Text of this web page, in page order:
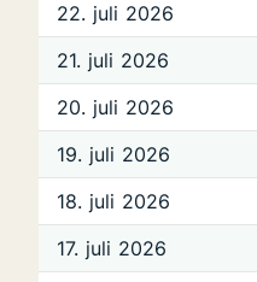
22. juli 2026
21. juli 2026
20. juli 2026
19. juli 2026
18. juli 2026
17. juli 2026